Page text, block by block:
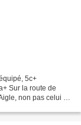
5c+
Sur la route de
non pas celui de